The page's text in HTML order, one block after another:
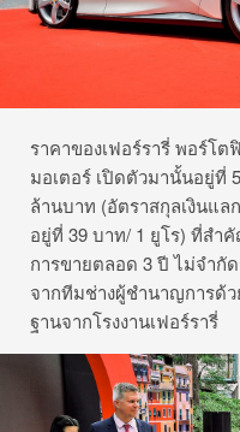
ราคาของเฟอร์รารี่ พอร์โ
มอเตอร์ เปิดตัวมานั้นอยู่ที่
ล้านบาท (อัตราสกุลเงินแ
อยู่ที่ 39 บาท/ 1 ยูโร) ที่สำ
การขายตลอด 3 ปี ไม่จำกั
จากทีมช่างผู้ชำนาญการด้
ฐานจากโรงงานเฟอร์รารี่